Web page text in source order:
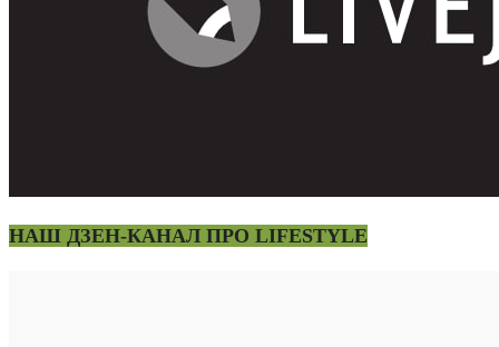
НАШ ДЗЕН-КАНАЛ ПРО LIFESTYLE